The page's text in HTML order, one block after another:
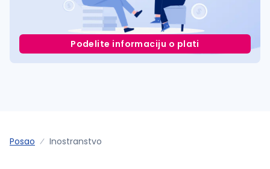
Podelite informaciju o plati
Posao Inostranstvo